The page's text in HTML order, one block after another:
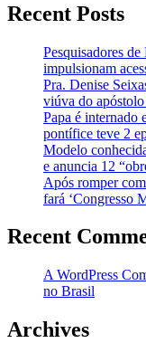
Recent Posts
Pesquisadores
impulsionam
Pra. Denise
viúva do
Papa é internado
pontífice teve 2
Modelo
e anuncia 12
Após romper
fará ‘Congresso
Recent
A WordPress
no Brasil
Archives